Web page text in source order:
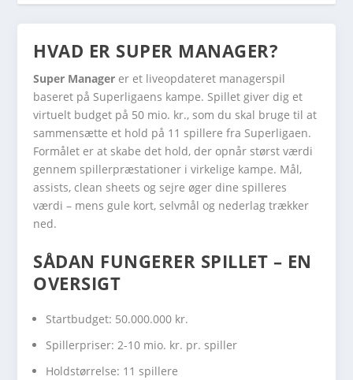
HVAD ER SUPER MANAGER?
Super Manager er et liveopdateret managerspil
baseret på Superligaens kampe. Spillet giver dig et
virtuelt budget på 50 mio. kr., som du skal bruge til at
sammensætte et hold på 11 spillere fra Superligaen.
Formålet er at skabe det hold, der opnår størst værdi
gennem spillerpræstationer i virkelige kampe. Mål,
assists, clean sheets og sejre øger dine spilleres
værdi – mens gule kort, selvmål og nederlag trækker
ned.
SÅDAN FUNGERER SPILLET – EN
OVERSIGT
Startbudget: 50.000.000 kr.
Spillerpriser: 2-10 mio. kr. pr. spiller
Holdstørrelse: 11 spillere